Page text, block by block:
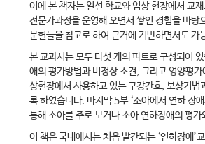
이에 본 책자는 일선 학교와 임상 현장에서 교
전문가과정을 운영해 오면서 쌓인 경험을 바
문헌들을 참고로 하여 근거에 기반하면서도
본 교과서는 모두 다섯 개의 파트로 구성되어
애의 평가방법과 비정상 소견, 그리고 영양평
상현장에서 사용하고 있는 구강간호, 보상기
록 하였습니다. 마지막 5부 ‘소아에서 연하 장
통해 소아를 주로 보거나 소아 연하장애의 평
이 책은 국내에서는 처음 발간되는 ‘연하장애